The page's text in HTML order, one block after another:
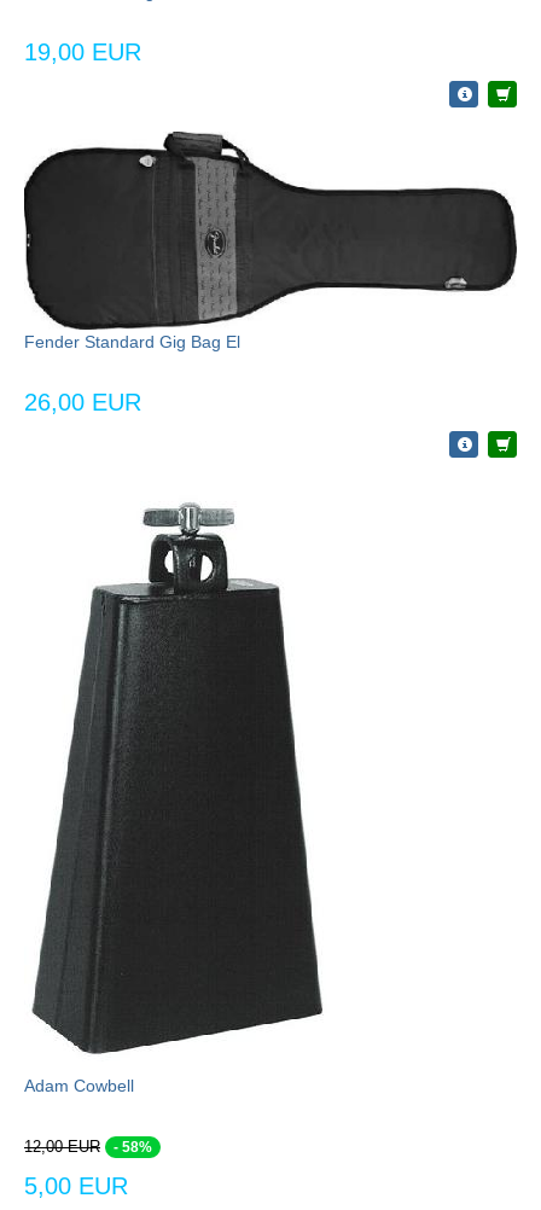
19,00 EUR
Fender Standard Gig Bag El
26,00 EUR
Adam Cowbell
12,00 EUR - 58%
5,00 EUR